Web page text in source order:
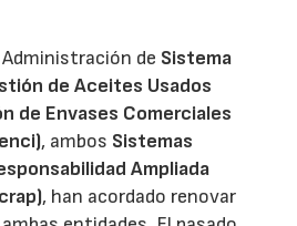
de Sistema
de Aceites Usados
de Envases Comerciales
, ambos Sistemas
Ampliada
, han acordado renovar